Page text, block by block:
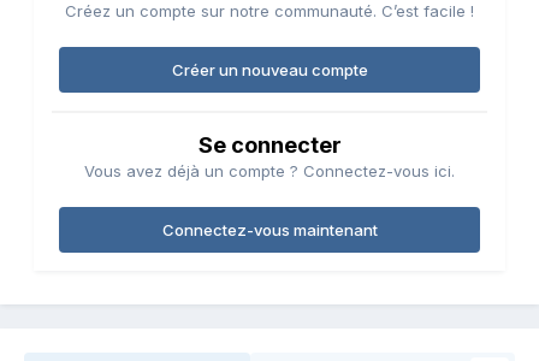
Créez un compte sur notre communauté. C’est facile !
Créer un nouveau compte
Se connecter
Vous avez déjà un compte ? Connectez-vous ici.
Connectez-vous maintenant